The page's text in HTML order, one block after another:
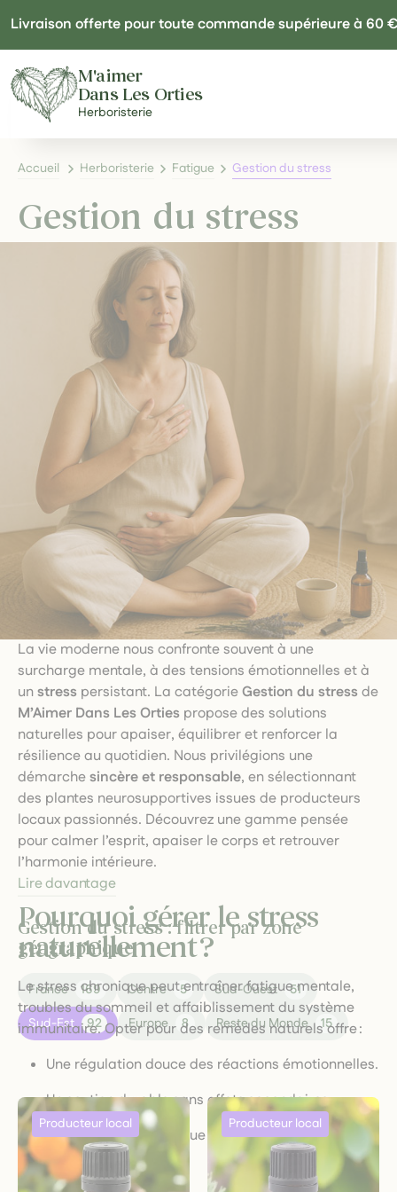
Livraison offerte pour toute commande supérieure à 60 €
M'aimer
Dans Les Orties
Herboristerie
Accueil Herboristerie Fatigue Gestion du stress
Gestion du stress
La vie moderne nous confronte souvent à une
surcharge mentale, à des tensions émotionnelles et à
unstress persistant. La catégorieGestion du stressde
M’Aimer Dans Les Orties propose des solutions
naturelles pour apaiser, équilibrer et renforcer la
résilience au quotidien. Nous privilégions une
démarchesincère et responsable, en sélectionnant
des plantes neurosupportives issues de producteurs
locaux passionnés. Découvrez une gamme pensée
pour calmer l’esprit, apaiser le corps et retrouver
l’harmonie intérieure.
Pourquoi gérer le stress
naturellement ?
Le stress chronique peut entraîner fatigue mentale,
troubles du sommeil et affaiblissement du système
immunitaire. Opter pour des remèdes naturels offre :
Une régulation douce des réactions émotionnelles.
Un soutien durable sans effets secondaires.
Une approche holistique respectueuse du
bien‑être global.
Lire davantage
Gestion du stress : filtrer par zone
géographique
France 169 Centre 5 Sud-Ouest
51
Sud-Est
92 Europe 8 Reste du Monde 15